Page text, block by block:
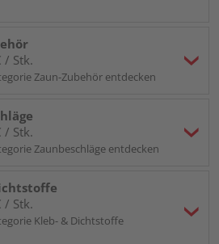
/ Stk.
Zaun-Zubehör entdecken
/ Stk.
Zaunbeschläge entdecken
/ Stk.
Kleb- & Dichtstoffe